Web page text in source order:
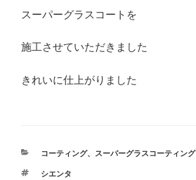
スーパーグラスコートを
施工させていただきました
きれいに仕上がりました
カ
ゴ
コーティング、 スーパーグラスコーティング
タ
シエンタ